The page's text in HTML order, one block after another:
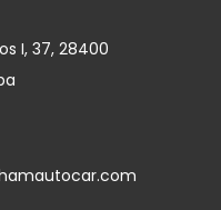
I, 37, 28400